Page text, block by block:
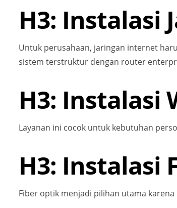
H3: Instalasi
Untuk perusahaan, jaringan internet
sistem terstruktur dengan router
H3: Instalasi
Layanan ini cocok untuk kebutuhan
H3: Instalasi
Fiber optik menjadi pilihan utama